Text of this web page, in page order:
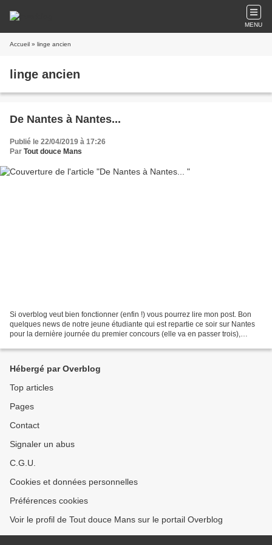
MENU
Accueil » linge ancien
linge ancien
De Nantes à Nantes...
Publié le 22/04/2019 à 17:26
Par Tout douce Mans
Si overblog veut bien fonctionner (enfin !) vous pourrez lire mon post. Bon
quelques news de notre jeune étudiante qui est repartie ce soir sur Nantes
pour la dernière journée du premier concours (elle va en passer trois),
Hébergé par Overblog
Top articles
Pages
Contact
Signaler un abus
C.G.U.
Cookies et données personnelles
Préférences cookies
Voir le profil de Tout douce Mans sur le portail Overblog